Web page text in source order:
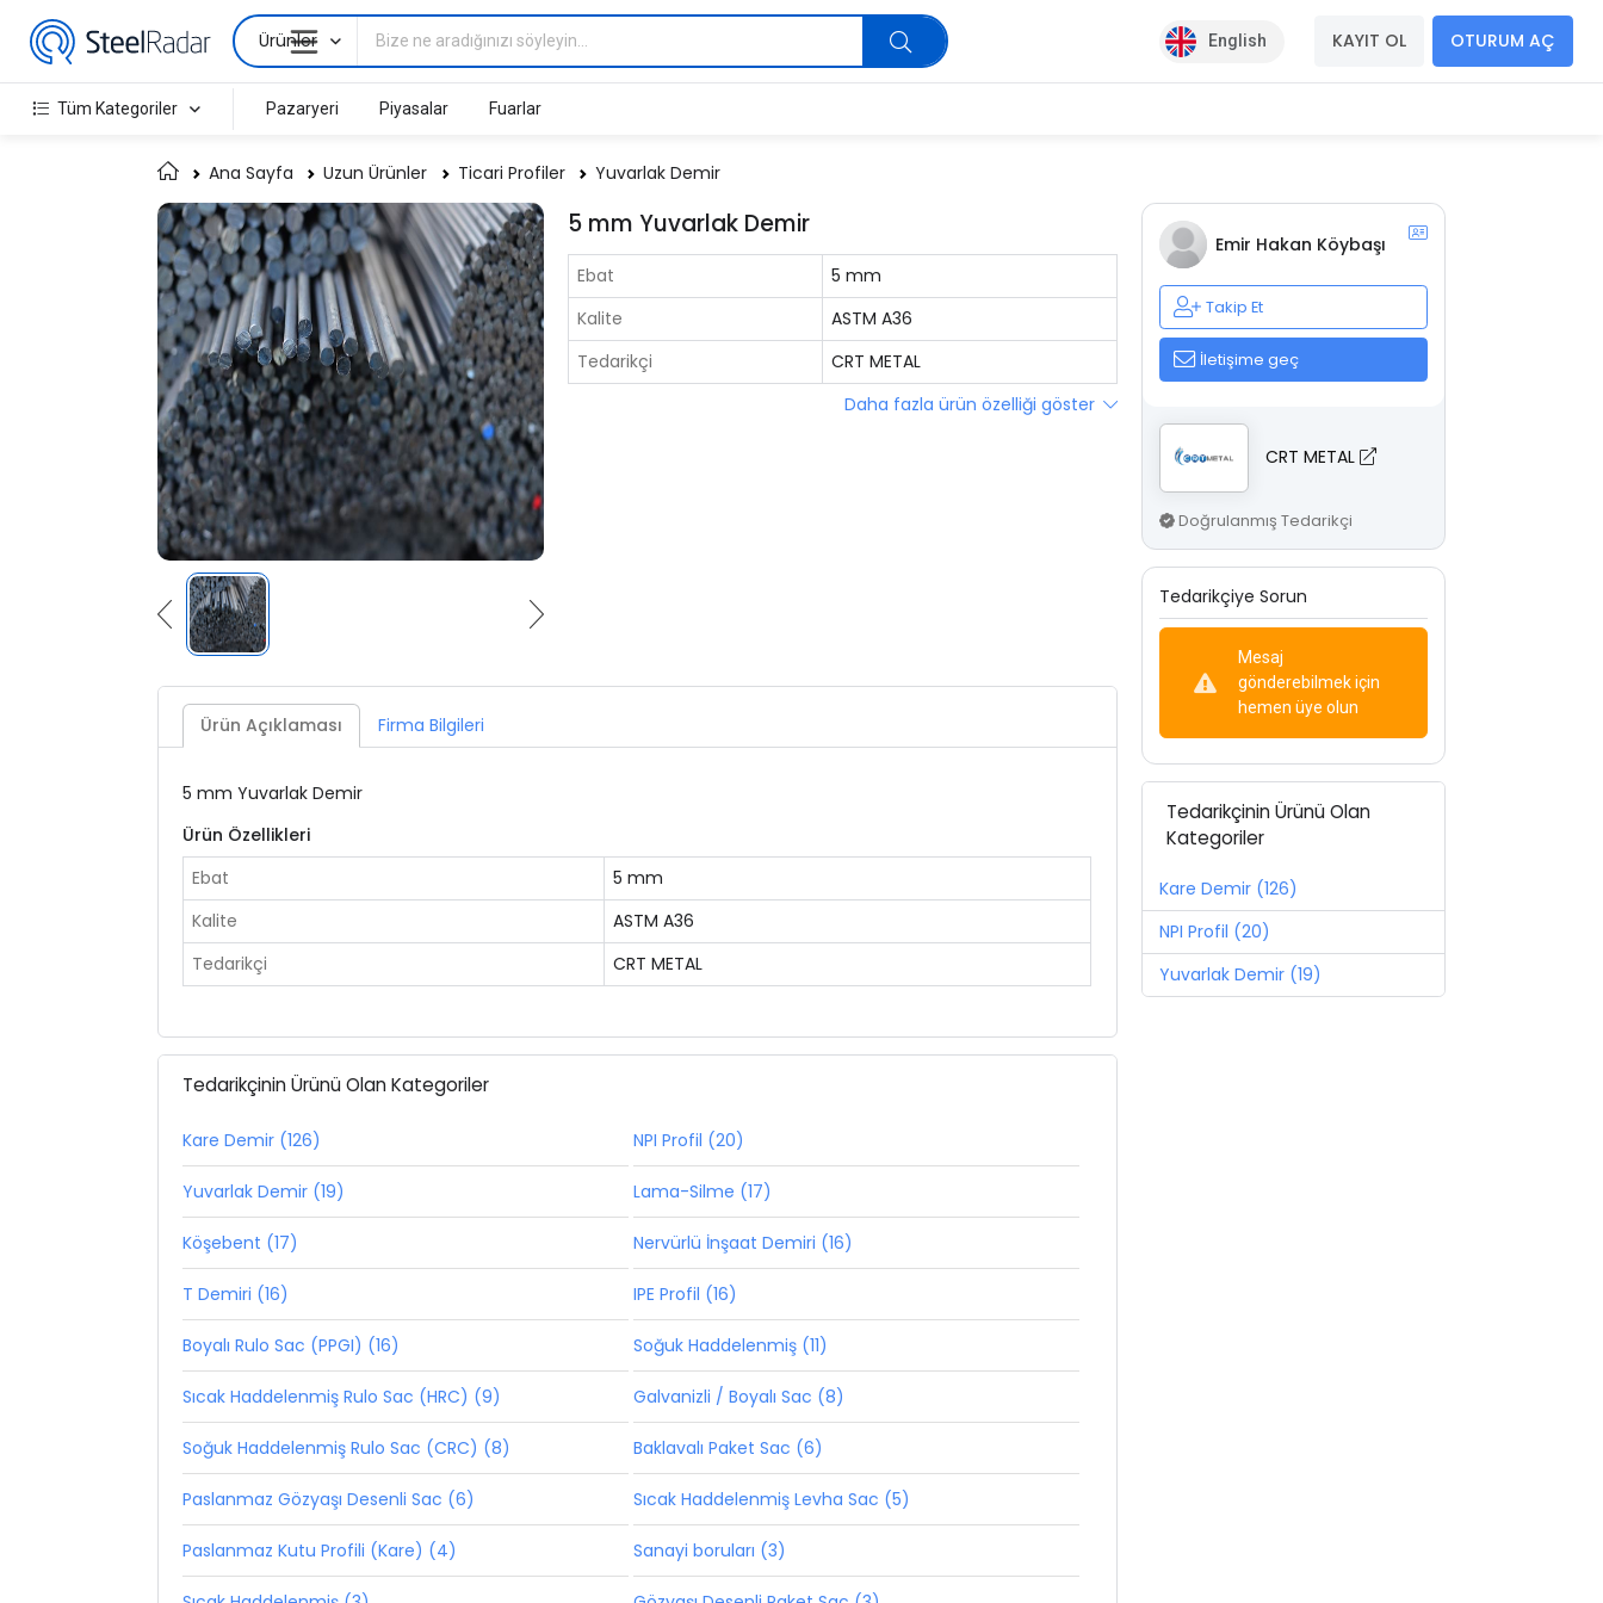
Ürünler English KAYIT OL OTURUM AÇ
Tüm Kategoriler Pazaryeri Piyasalar Fuarlar
Ana Sayfa Uzun Ürünler Ticari Profiler Yuvarlak Demir
5 mm Yuvarlak Demir
Ebat
5 mm
Kalite
ASTM A36
Tedarikçi
CRT METAL
Daha fazla ürün özelliği göster
Ürün Açıklaması Firma Bilgileri
5 mm Yuvarlak Demir
Ürün Özellikleri
Ebat
5 mm
Kalite
ASTM A36
Tedarikçi
CRT METAL
Tedarikçinin Ürünü Olan Kategoriler
Kare Demir (126) NPI Profil (20)
Yuvarlak Demir (19) Lama-Silme (17)
Köşebent (17) Nervürlü İnşaat Demiri (16)
T Demiri (16) IPE Profil (16)
Boyalı Rulo Sac (PPGI) (16) Soğuk Haddelenmiş (11)
Sıcak Haddelenmiş Rulo Sac (HRC) (9) Galvanizli / Boyalı Sac (8)
Soğuk Haddelenmiş Rulo Sac (CRC) (8) Baklavalı Paket Sac (6)
Paslanmaz Gözyaşı Desenli Sac (6) Sıcak Haddelenmiş Levha Sac (5)
Paslanmaz Kutu Profili (Kare) (4) Sanayi boruları (3)
Emir Hakan Köybaşı
Takip Et
İletişime geç
CRT METAL
Doğrulanmış Tedarikçi
Tedarikçiye Sorun
Mesaj
gönderebilmek için
hemen üye olun
Tedarikçinin Ürünü Olan
Kategoriler
Kare Demir (126)
NPI Profil (20)
Yuvarlak Demir (19)